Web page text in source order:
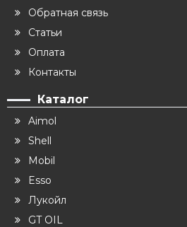
Обратная связь
Статьи
Оплата
Контакты
Каталог
Aimol
Shell
Mobil
Esso
Лукойл
GT OIL